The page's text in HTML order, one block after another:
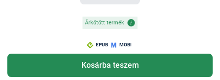
Árkötött termék
EPUB MOBI
Kosárba teszem